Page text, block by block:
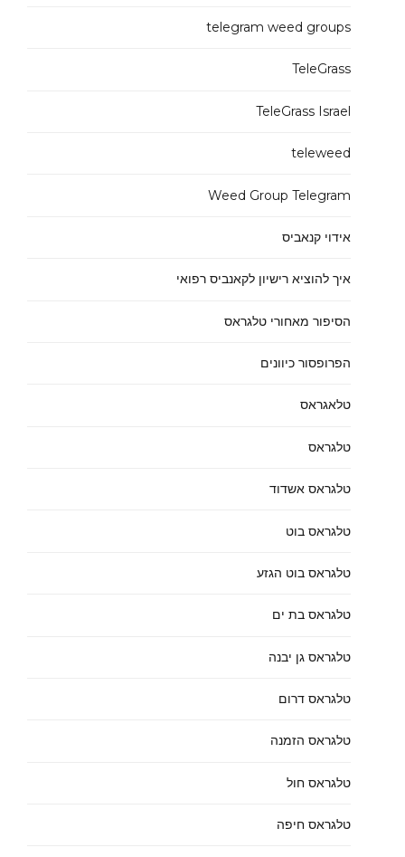
telegram weed groups
TeleGrass
TeleGrass Israel
teleweed
Weed Group Telegram
אידוי קנאביס
איך להוציא רישיון לקאנביס רפואי
הסיפור מאחורי טלגראס
הפרופסור כיוונים
טלאגראס
טלגראס
טלגראס אשדוד
טלגראס בוט
טלגראס בוט הגזע
טלגראס בת ים
טלגראס גן יבנה
טלגראס דרום
טלגראס הזמנה
טלגראס חול
טלגראס חיפה